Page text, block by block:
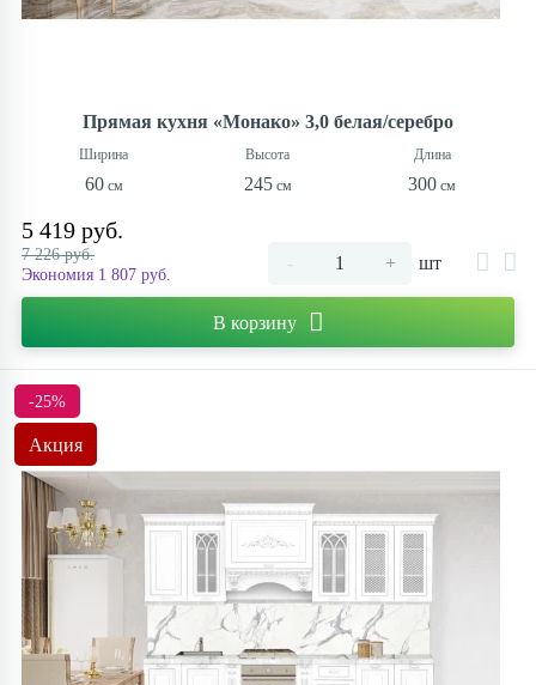
Прямая кухня «Монако» 3,0 белая/серебро
60 245 300
5 419 руб.
7 226 руб.
Экономия 1 807 руб.
- + шт
В корзину
-25%
Акция